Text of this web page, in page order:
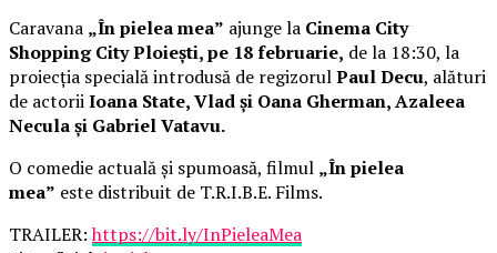
Caravana „În pielea mea” ajunge la Cinema City
Shopping City Ploiești, pe 18 februarie, de la 18:30, la
proiecția specială introdusă de regizorulPaul Decu, alături
de actoriiIoana State, Vlad și Oana Gherman, Azaleea
Necula și Gabriel Vatavu.
O comedie actuală și spumoasă, filmul „În pielea
mea” este distribuit de T.R.I.B.E. Films.
TRAILER:https://bit.ly/InPieleaMea